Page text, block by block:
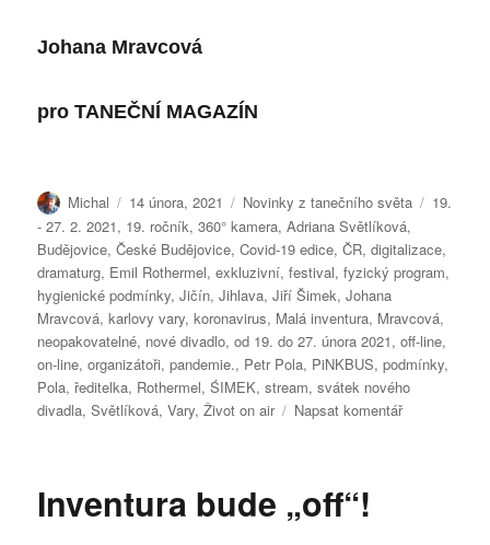
Johana Mravcová
proTANEČNÍ MAGAZÍN
Autor:
Michal Publikováno:
14 února, 2021 Rubriky:
Novinky z tanečního světa Štítky:
19.
- 27. 2. 2021, 19. ročník,360° kamera,Adriana Světlíková,
Budějovice,České Budějovice,Covid-19 edice,ČR,digitalizace,
dramaturg, Emil Rothermel,exkluzivní,festival,fyzický program,
hygienické podmínky,Jičín,Jihlava,Jiří Šimek,Johana
Mravcová,karlovy vary,koronavirus, Malá inventura, Mravcová,
neopakovatelné, nové divadlo,od 19. do 27. února 2021,off-line,
on-line,organizátoři,pandemie., Petr Pola, PiNKBUS,podmínky,
Pola,ředitelka, Rothermel,ŚIMEK,stream,svátek nového
divadla,Světlíková,Vary,Život on air Napsat komentářpro
Inventura bude „off“!